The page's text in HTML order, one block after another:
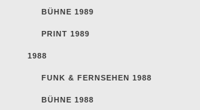
BÜHNE 1989
PRINT 1989
1988
FUNK & FERNSEHEN 1988
BÜHNE 1988